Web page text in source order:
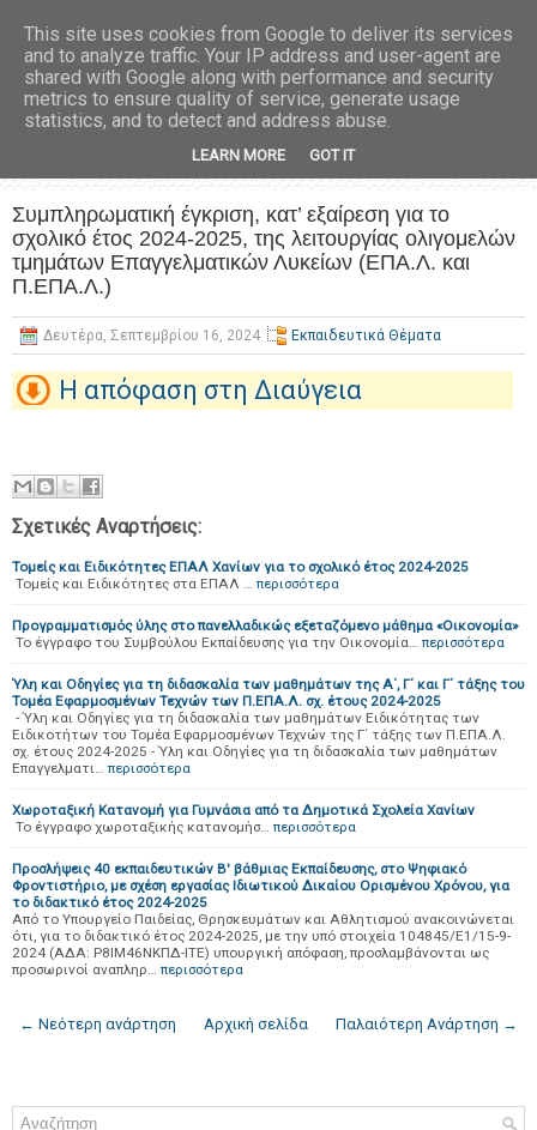
Συμπληρωματική έγκριση, κατ’ εξαίρεση για το
σχολικό έτος 2024-2025, της λειτουργίας ολιγομελών
τμημάτων Επαγγελματικών Λυκείων (ΕΠΑ.Λ. και
Π.ΕΠΑ.Λ.)
Δευτέρα, Σεπτεμβρίου 16, 2024 Εκπαιδευτικά Θέματα
Η απόφαση στη Διαύγεια
Σχετικές Αναρτήσεις:
Τομείς και Ειδικότητες ΕΠΑΛ Χανίων για το σχολικό έτος 2024-2025
Τομείς και Ειδικότητες στα ΕΠΑΛ … περισσότερα
Προγραμματισμός ύλης στο πανελλαδικώς εξεταζόμενο μάθημα «Οικονομία»
Το έγγραφο του Συμβούλου Εκπαίδευσης για την Οικονομία… περισσότερα
Ύλη και Οδηγίες για τη διδασκαλία των μαθημάτων της Α΄, Γ΄ και Γ΄ τάξης του
Τομέα Εφαρμοσμένων Τεχνών των Π.ΕΠΑ.Λ. σχ. έτους 2024-2025
- Ύλη και Οδηγίες για τη διδασκαλία των μαθημάτων Ειδικότητας των
Ειδικοτήτων του Τομέα Εφαρμοσμένων Τεχνών της Γ΄ τάξης των Π.ΕΠΑ.Λ.
σχ. έτους 2024-2025 - Ύλη και Οδηγίες για τη διδασκαλία των μαθημάτων
Επαγγελματι… περισσότερα
Χωροταξική Κατανομή για Γυμνάσια από τα Δημοτικά Σχολεία Χανίων
Το έγγραφο χωροταξικής κατανομήσ… περισσότερα
Προσλήψεις 40 εκπαιδευτικών Β' βάθμιας Εκπαίδευσης, στο Ψηφιακό
Φροντιστήριο, με σχέση εργασίας Ιδιωτικού Δικαίου Ορισμένου Χρόνου, για
το διδακτικό έτος 2024-2025
Από το Υπουργείο Παιδείας, Θρησκευμάτων και Αθλητισμού ανακοινώνεται
ότι, για το διδακτικό έτος 2024-2025, με την υπό στοιχεία 104845/Ε1/15-9-
2024 (ΑΔΑ: Ρ8ΙΜ46ΝΚΠΔ-ΙΤΕ) υπουργική απόφαση, προσλαμβάνονται ως
προσωρινοί αναπληρ… περισσότερα
← Νεότερη ανάρτηση Παλαιότερη Ανάρτηση →
Αρχική σελίδα
This site uses cookies from Google to deliver its services
and to analyze traffic. Your IP address and user-agent are
shared with Google along with performance and security
metrics to ensure quality of service, generate usage
statistics, and to detect and address abuse.
LEARN MORE GOT IT